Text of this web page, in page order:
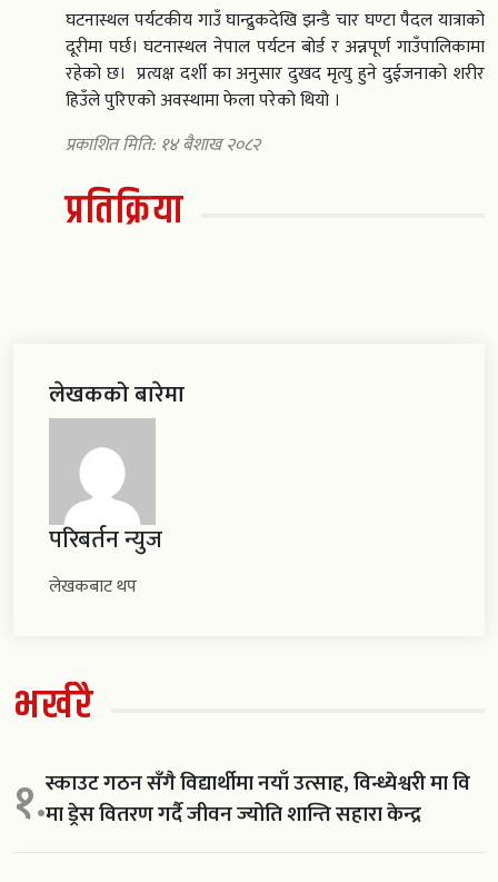
घटनास्थल पर्यटकीय गाउँ घान्द्रुकदेखि झन्डै चार घण्टा पैदल यात्राको
दूरीमा पर्छ। घटनास्थल नेपाल पर्यटन बोर्ड र अन्नपूर्ण गाउँपालिकामा
रहेको छ। प्रत्यक्ष दर्शी का अनुसार दुखद मृत्यु हुने दुईजनाको शरीर
हिउँले पुरिएको अवस्थामा फेला परेको थियो ।
प्रकाशित मिति: १४ बैशाख २०८२
प्रतिक्रिया
लेखकको बारेमा
परिबर्तन न्युज
लेखकबाट थप
भर्खरै
१.स्काउट गठन सँगै विद्यार्थीमा नयाँ उत्साह, विन्ध्येश्वरी मा वि
मा ड्रेस वितरण गर्दै जीवन ज्योति शान्ति सहारा केन्द्र